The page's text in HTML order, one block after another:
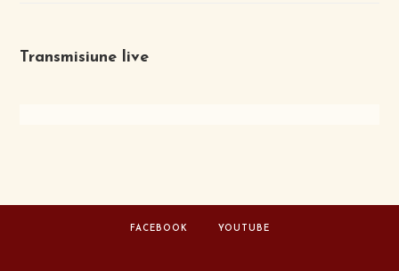
Transmisiune live
FACEBOOK YOUTUBE